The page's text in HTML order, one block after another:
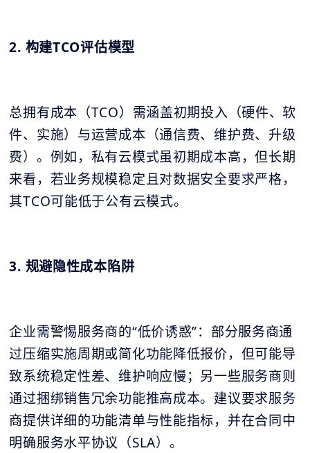
2. 构建TCO评估模型
总拥有成本（TCO）需涵盖初期投入（硬件、软
件、实施）与运营成本（通信费、维护费、升级
费）。例如，私有云模式虽初期成本高，但长期
来看，若业务规模稳定且对数据安全要求严格，
其TCO可能低于公有云模式。
3. 规避隐性成本陷阱
企业需警惕服务商的“低价诱惑”：部分服务商通
过压缩实施周期或简化功能降低报价，但可能导
致系统稳定性差、维护响应慢；另一些服务商则
通过捆绑销售冗余功能推高成本。建议要求服务
商提供详细的功能清单与性能指标，并在合同中
明确服务水平协议（SLA）。